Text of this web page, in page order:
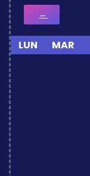
←
LUN MAR